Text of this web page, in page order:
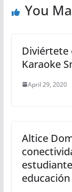
You
Diviértete
Karaoke
April 29, 2020
Altice